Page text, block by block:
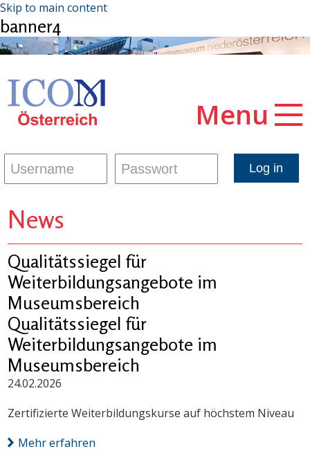
Skip to main content
banner4
Menu
News
Qualitätssiegel für
Weiterbildungsangebote im
Museumsbereich
Qualitätssiegel für
Weiterbildungsangebote im
Museumsbereich
24.02.2026
Zertifizierte Weiterbildungskurse auf höchstem Niveau
Mehr erfahren